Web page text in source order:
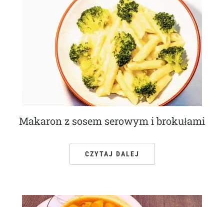
Makaron z sosem serowym i brokułami
CZYTAJ DALEJ